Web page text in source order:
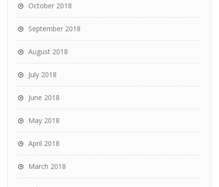
October 2018
September 2018
August 2018
July 2018
June 2018
May 2018
April 2018
March 2018